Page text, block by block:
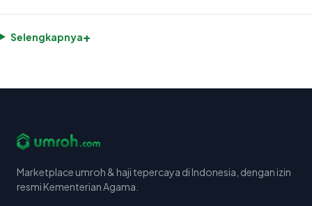
Selengkapnya+
Marketplace umroh & haji tepercaya di Indonesia, dengan izin
resmi Kementerian Agama.